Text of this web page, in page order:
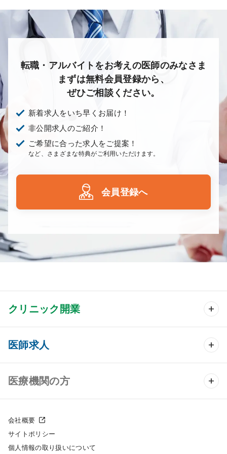
転職・アルバイトをお考えの医師のみなさま
まずは無料会員登録から、
ぜひご相談ください。
新着求人をいち早くお届け！
非公開求人のご紹介！
ご希望に合った求人をご提案！
など、さまざまな特典がご利用いただけます。
会員登録へ
クリニック開業
クリニック開業 TOP
クリニック物件検索
クリニックの開業スタイル
クリニック開業までの流れ
医師求人
医師求人 TOP
常勤求人検索
医療機関の方
採用をお考えの医療機関の方
会社概要
サイトポリシー
個人情報の取り扱いについて